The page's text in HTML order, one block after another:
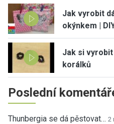
Jak vyrobit
okýnkem |
Jak si
korálků
Poslední
Thunbergia se dá pěstovat… 2